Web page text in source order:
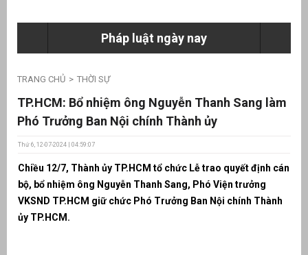
Pháp luật ngày nay
TRANG CHỦ THỜI SỰ
TP.HCM: Bổ nhiệm ông Nguyễn Thanh Sang làm
Phó Trưởng Ban Nội chính Thành ủy
Thứ 6, 12-07-2024 | 04:59:07
Chiều 12/7, Thành ủy TP.HCM tổ chức Lễ trao quyết định cán
bộ, bổ nhiệm ông Nguyễn Thanh Sang, Phó Viện trưởng
VKSND TP.HCM giữ chức Phó Trưởng Ban Nội chính Thành
ủy TP.HCM.